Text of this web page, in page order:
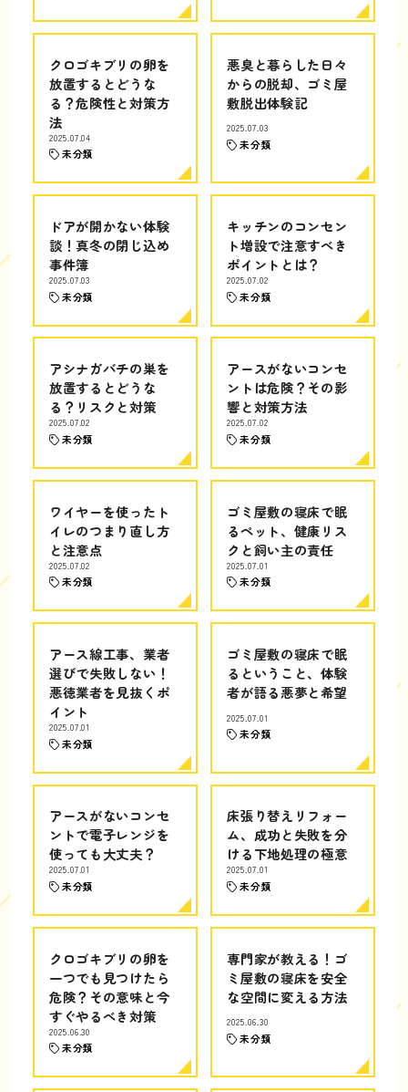
クロゴキブリの卵を
放置するとどうな
る？危険性と対策方
法
2025.07.04
未分類
悪臭と暮らした日々
からの脱却、ゴミ屋
敷脱出体験記
2025.07.03
未分類
ドアが開かない体験
談！真冬の閉じ込め
事件簿
2025.07.03
未分類
キッチンのコンセン
ト増設で注意すべき
ポイントとは？
2025.07.02
未分類
アシナガバチの巣を
放置するとどうな
る？リスクと対策
2025.07.02
未分類
アースがないコンセ
ントは危険？その影
響と対策方法
2025.07.02
未分類
ワイヤーを使ったト
イレのつまり直し方
と注意点
2025.07.02
未分類
ゴミ屋敷の寝床で眠
るペット、健康リス
クと飼い主の責任
2025.07.01
未分類
アース線工事、業者
選びで失敗しない！
悪徳業者を見抜くポ
イント
2025.07.01
未分類
ゴミ屋敷の寝床で眠
るということ、体験
者が語る悪夢と希望
2025.07.01
未分類
アースがないコンセ
ントで電子レンジを
使っても大丈夫？
2025.07.01
未分類
床張り替えリフォー
ム、成功と失敗を分
ける下地処理の極意
2025.07.01
未分類
クロゴキブリの卵を
一つでも見つけたら
危険？その意味と今
すぐやるべき対策
2025.06.30
未分類
専門家が教える！ゴ
ミ屋敷の寝床を安全
な空間に変える方法
2025.06.30
未分類